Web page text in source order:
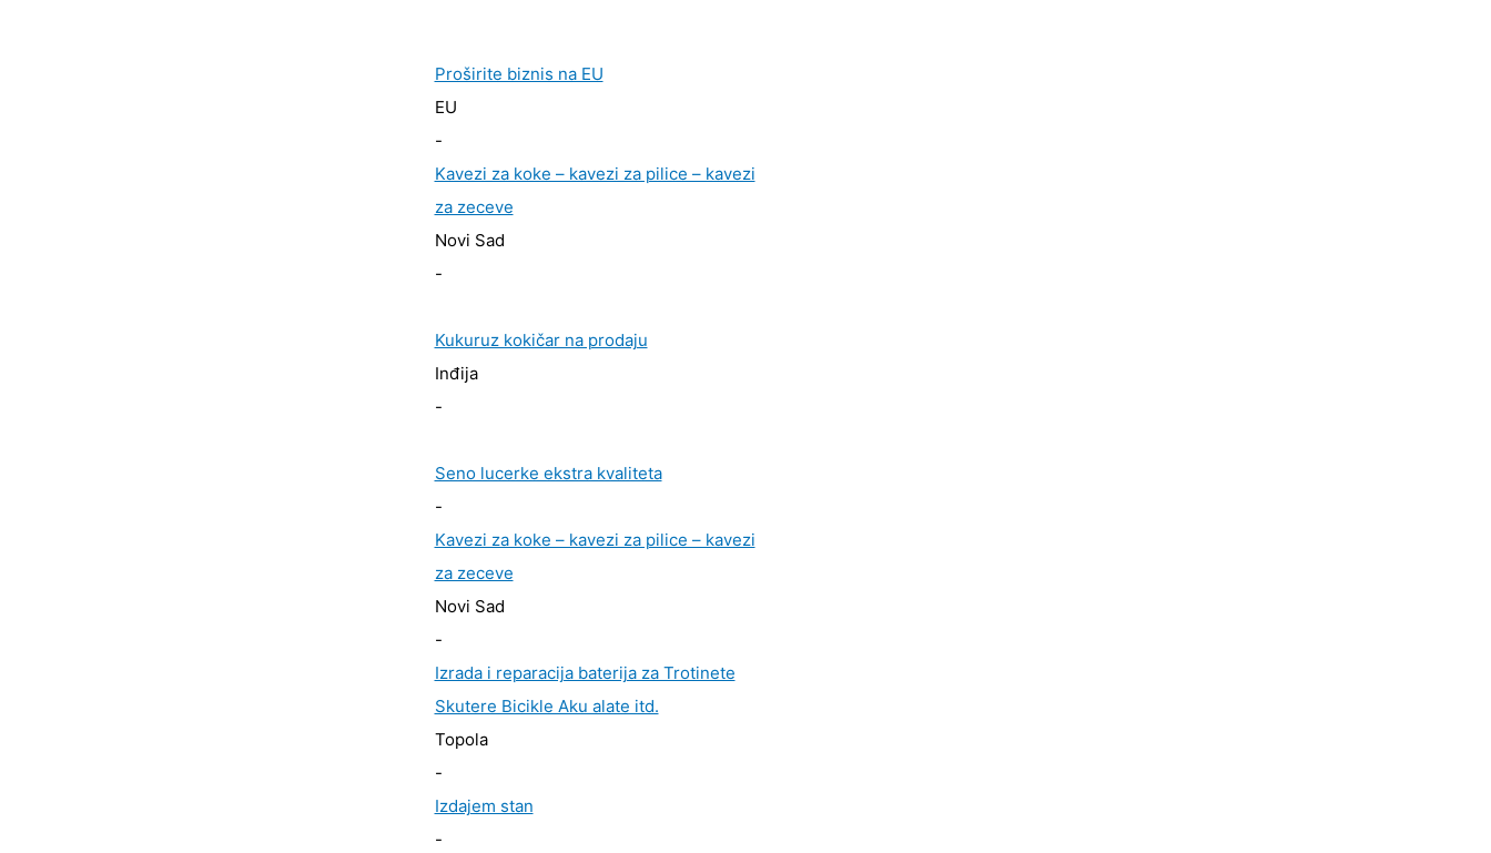
Proširite biznis na EU
EU
-
Kavezi za koke – kavezi za pilice – kavezi
za zeceve
Novi Sad
-
Kukuruz kokičar na prodaju
Inđija
-
Seno lucerke ekstra kvaliteta
-
Kavezi za koke – kavezi za pilice – kavezi
za zeceve
Novi Sad
-
Izrada i reparacija baterija za Trotinete
Skutere Bicikle Aku alate itd.
Topola
-
Izdajem stan
-